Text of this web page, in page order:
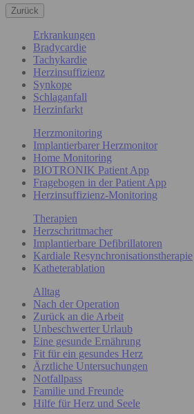
Zurück
Erkrankungen
Bradycardie
Tachykardie
Herzinsuffizienz
Synkope
Schlaganfall
Herzinfarkt
Herzmonitoring
Implantierbarer Herzmonitor
Home Monitoring
BIOTRONIK Patient App
Fragebogen in der Patient App
Herzinsuffizienz-Monitoring
Therapien
Herzschrittmacher
Implantierbare Defibrillatoren
Kardiale Resynchronisationstherapie
Katheterablation
Alltag
Nach der Operation
Zurück an die Arbeit
Unbeschwerter Urlaub
Eine gesunde Ernährung
Fit für ein gesundes Herz
Ärztliche Untersuchungen
Notfallpass
Familie und Freunde
Hilfe für Herz und Seele